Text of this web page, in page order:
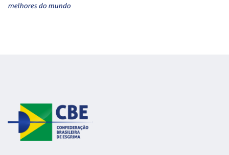
melhores do mundo